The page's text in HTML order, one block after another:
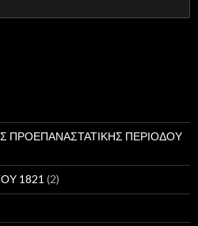
ΠΡΟΕΠΑΝΑΣΤΑΤΙΚΗΣ ΠΕΡΙΟΔΟΥ
1821 (2)